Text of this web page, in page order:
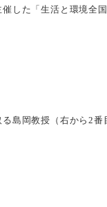
した「生活と環境全
島岡教授（右から2番